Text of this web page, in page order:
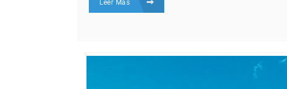
Leer Más